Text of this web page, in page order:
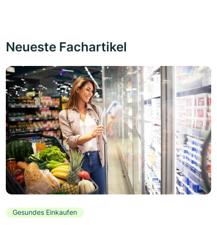
Neueste Fachartikel
Gesundes Einkaufen